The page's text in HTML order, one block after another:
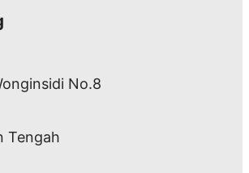
No.8
Tengah